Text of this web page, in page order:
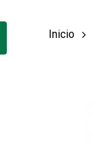
Inicio